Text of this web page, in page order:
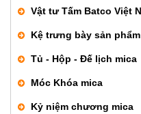
Vật tư Tấm Batco Việt
Kệ trưng bày sản phẩm
Tủ - Hộp - Đế lịch mica
Móc Khóa mica
Kỷ niệm chương mica